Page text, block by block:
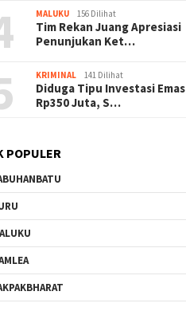
MALUKU 156 Dilihat
Tim Rekan Juang Apresiasi
Penunjukan Ket…
KRIMINAL 141 Dilihat
Diduga Tipu Investasi Emas
Rp350 Juta, S…
POPULER